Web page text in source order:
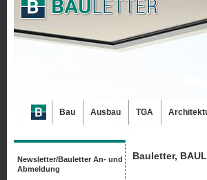
Bauletter,
Newsletter/Bauletter An- und
Abmeldung
Bau Ausbau TGA